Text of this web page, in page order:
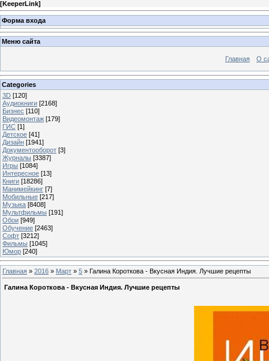
[KeeperLink]
Форма входа
Меню сайта
Главная О
Categories
3D [120]
Аудиокниги [2168]
Бизнес [110]
Видеомонтаж [179]
ГИС [1]
Детское [41]
Дизайн [1941]
Документооборот [3]
Журналы [3387]
Игры [1084]
Интересное [13]
Книги [18286]
Манимейкинг [7]
Мобильные [217]
Музыка [8408]
Мультфильмы [191]
Обои [949]
Обучение [2463]
Софт [3212]
Фильмы [1045]
Юмор [240]
Главная » 2016 » Март » 5 » Галина Короткова - Вкусная Индия. Лучшие рецепты
Галина Короткова - Вкусная Индия. Лучшие рецепты